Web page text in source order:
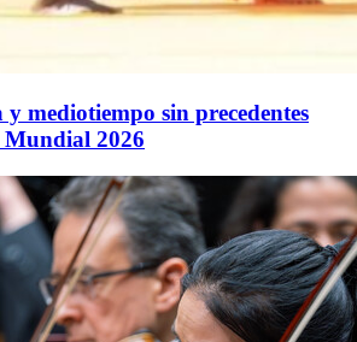
mediotiempo sin precedentes
2026